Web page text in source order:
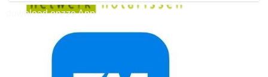
delangekortland
download onzze App